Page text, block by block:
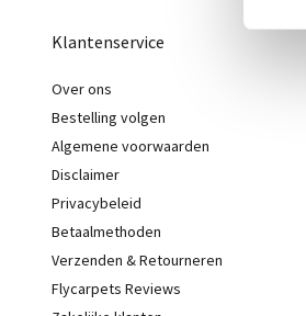
Klantenservice
Over ons
Bestelling volgen
Algemene voorwaarden
Disclaimer
Privacybeleid
Betaalmethoden
Verzenden & Retourneren
Flycarpets Reviews